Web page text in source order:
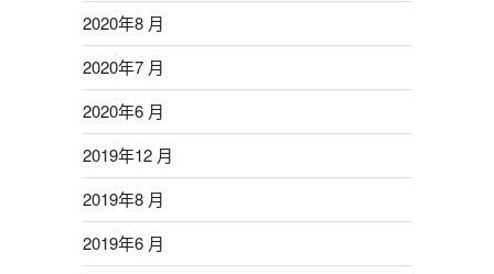
2020年8 月
2020年7 月
2020年6 月
2019年12 月
2019年8 月
2019年6 月